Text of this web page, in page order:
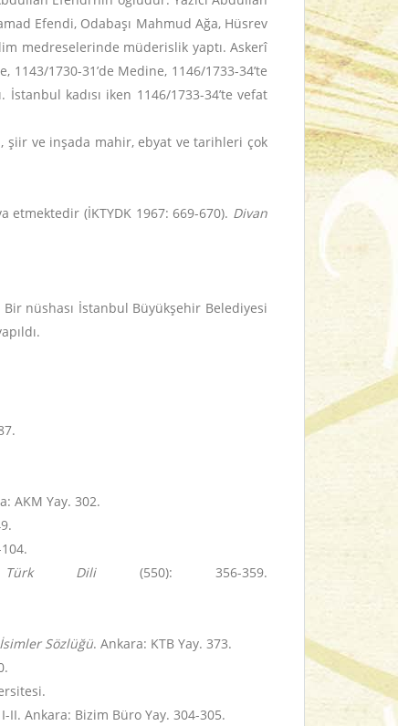
Efendi, Odabaşı Mahmud Ağa, Hüsrev
medreselerinde müderislik yaptı. Askerî
1730-31’de Medine, 1146/1733-34’te
kadısı iken 1146/1733-34’te vefat
şiir ve inşada mahir, ebyat ve tarihleri çok
etmektedir (İKTYDK 1967: 669-670). Divan
nüshası İstanbul Büyükşehir Belediyesi
AKM Yay. 302.
Türk Dili(550): 356-359.
Sözlüğü. Ankara: KTB Yay. 373.
II. Ankara: Bizim Büro Yay. 304-305.